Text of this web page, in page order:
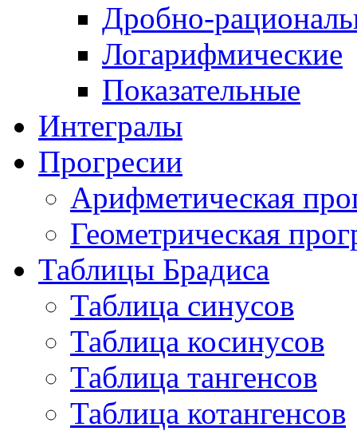
Дробно-
Логарифмические
Показательные
Интегралы
Прогресии
Арифметическая
Геометрическая
Таблицы Брадиса
Таблица синусов
Таблица косинусов
Таблица тангенсов
Таблица котангенсов